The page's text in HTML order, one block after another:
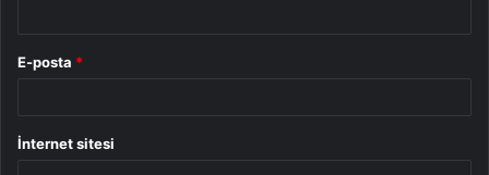
E-posta *
İnternet sitesi